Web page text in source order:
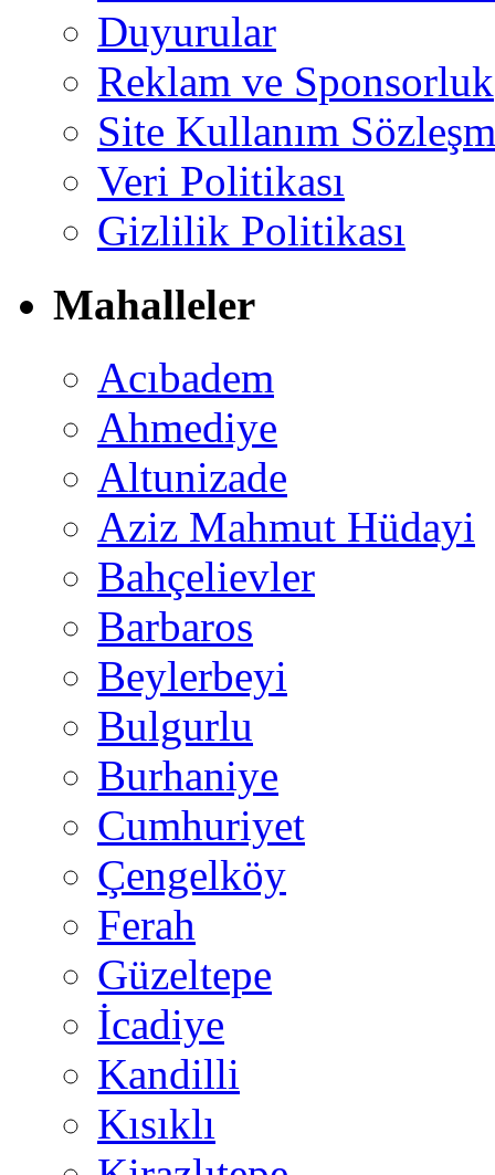
Duyurular
Reklam ve Sponsorluk
Site Kullanım
Veri Politikası
Gizlilik Politikası
Mahalleler
Acıbadem
Ahmediye
Altunizade
Aziz Mahmut Hüdayi
Bahçelievler
Barbaros
Beylerbeyi
Bulgurlu
Burhaniye
Cumhuriyet
Çengelköy
Ferah
Güzeltepe
İcadiye
Kandilli
Kısıklı